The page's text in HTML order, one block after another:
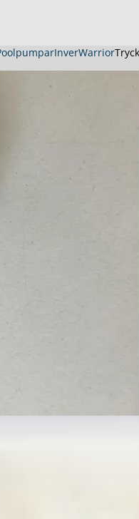
InverWarrior